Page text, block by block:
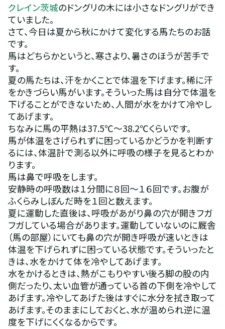
クレイン茨城のドングリの木には小さなドングリができ
ていました。
さて、今日は夏から秋にかけて変化する馬たちのお話
です。
馬はどちらかというと、寒さより、暑さのほうが苦手で
す。
夏の馬たちは、汗をかくことで体温を下げます。稀に汗
をかきづらい馬がいます。そういった馬は自分で体温を
下げることができないため、人間が水をかけて冷やし
てあげます。
ちなみに馬の平熱は37.5℃～38.2℃くらいです。
馬が体温をさげられずに困っているかどうかを判断す
るには、体温計で測る以外に呼吸の様子を見るとわか
ります。
馬は鼻で呼吸をします。
安静時の呼吸数は１分間に８回～１６回です。お腹が
ふくらみしぼんだ時を１回と数えます。
夏に運動した直後は、呼吸があがり鼻の穴が開きフガ
フガしている場合があります。運動していないのに厩舎
（馬の部屋）にいても鼻の穴が開き呼吸が速いときは
体温を下げられずに困っている状態です。そういったと
きは、水をかけて体を冷やしてあげます。
水をかけるときは、熱がこもりやすい後ろ脚の股の内
側だったり、太い血管が通っている首の下側を冷やして
あげます。冷やしてあげた後はすぐに水分を拭き取って
あげます。そのままにしておくと、水が温められ逆に温
度を下げにくくなるからです。